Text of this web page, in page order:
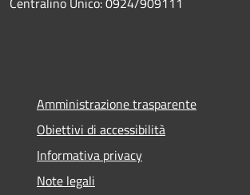
Amministrazione trasparente
Obiettivi di accessibilità
Informativa privacy
Note legali